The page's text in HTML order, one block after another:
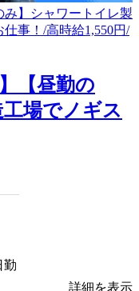
【昼勤の
場でノギス
勤
詳細を表示